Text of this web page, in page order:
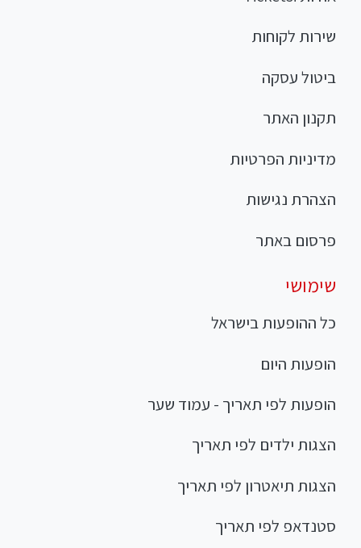
שירות לקוחות
ביטול עסקה
תקנון האתר
מדיניות הפרטיות
הצהרת נגישות
פרסום באתר
שימושי
כל ההופעות בישראל
הופעות היום
הופעות לפי תאריך - עמוד שער
הצגות ילדים לפי תאריך
הצגות תיאטרון לפי תאריך
סטנדאפ לפי תאריך